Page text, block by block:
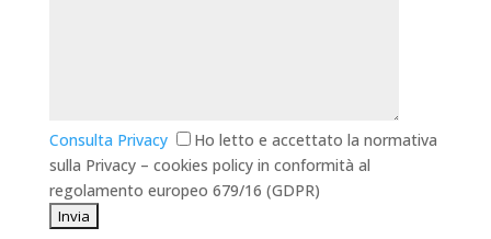
Consulta Privacy
Ho letto e accettato la normativa
sulla Privacy – cookies policy in conformità al
regolamento europeo 679/16 (GDPR)